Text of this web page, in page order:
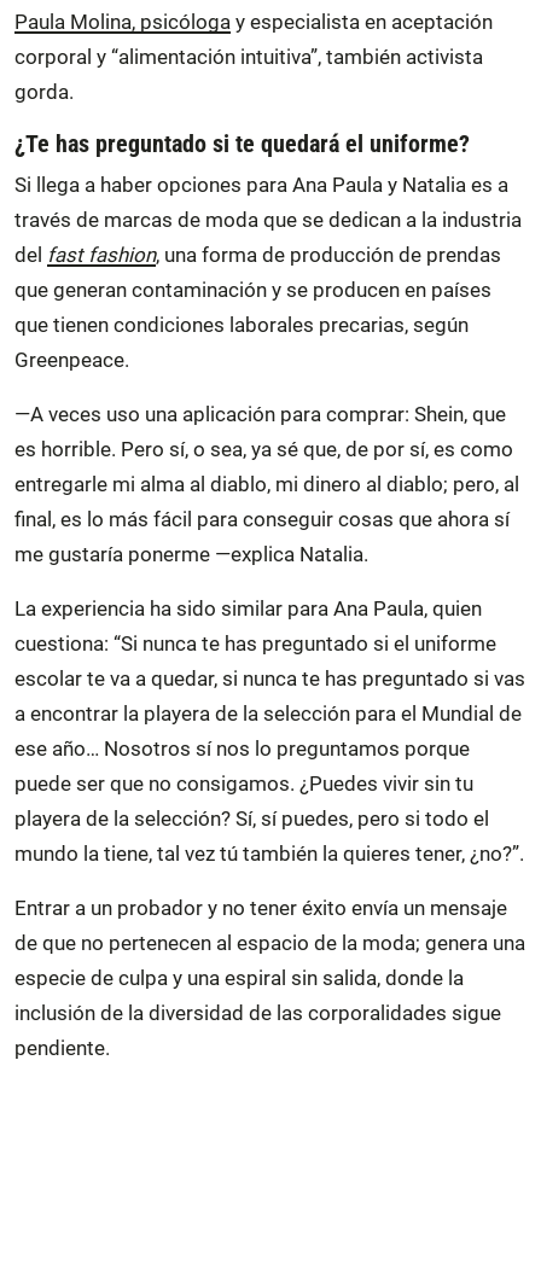
Paula Molina, psicóloga y especialista en aceptación
corporal y “alimentación intuitiva”, también activista
gorda.
¿Te has preguntado si te quedará el uniforme?
Si llega a haber opciones para Ana Paula y Natalia es a
través de marcas de moda que se dedican a la industria
del fast fashion, una forma de producción de prendas
que generan contaminación y se producen en países
que tienen condiciones laborales precarias, según
Greenpeace.
—A veces uso una aplicación para comprar: Shein, que
es horrible. Pero sí, o sea, ya sé que, de por sí, es como
entregarle mi alma al diablo, mi dinero al diablo; pero, al
final, es lo más fácil para conseguir cosas que ahora sí
me gustaría ponerme —explica Natalia.
La experiencia ha sido similar para Ana Paula, quien
cuestiona: “Si nunca te has preguntado si el uniforme
escolar te va a quedar, si nunca te has preguntado si vas
a encontrar la playera de la selección para el Mundial de
ese año… Nosotros sí nos lo preguntamos porque
puede ser que no consigamos. ¿Puedes vivir sin tu
playera de la selección? Sí, sí puedes, pero si todo el
mundo la tiene, tal vez tú también la quieres tener, ¿no?”.
Entrar a un probador y no tener éxito envía un mensaje
de que no pertenecen al espacio de la moda; genera una
especie de culpa y una espiral sin salida, donde la
inclusión de la diversidad de las corporalidades sigue
pendiente.